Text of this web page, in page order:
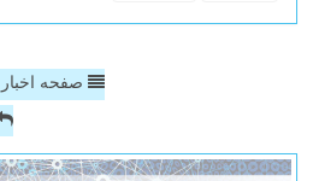
صفحه اخبار